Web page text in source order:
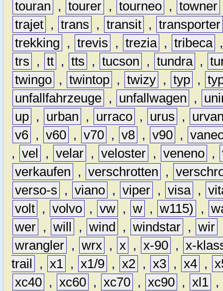
touran , tourer , tourneo , towner
trajet , trans , transit , transporter
trekking
, trevis , trezia , tribeca
trs
, tt , tts , tucson , tundra ,
twingo , twintop , twizy , typ ,
unfallfahrzeuge , unfallwagen ,
up , urban , urraco , urus ,
v6 , v60 , v70 , v8 , v90 ,
, vel , velar , veloster , veneno ,
verkaufen
, verschrotten ,
verso-s
, viano , viper , visa ,
volt , volvo , vw , w , w115) ,
wer , will , wind , windstar , wir
wrangler , wrx , x , x-90 , x-
trail
, x1 , x1/9 , x2 , x3 , x4 ,
xc40 , xc60 , xc70 , xc90 , xl1 ,